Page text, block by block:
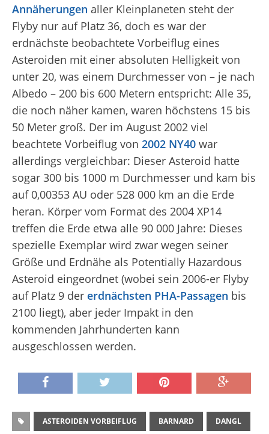
Annäherungen aller Kleinplaneten steht der
Flyby nur auf Platz 36, doch es war der
erdnächste beobachtete Vorbeiflug eines
Asteroiden mit einer absoluten Helligkeit von
unter 20, was einem Durchmesser von – je nach
Albedo – 200 bis 600 Metern entspricht: Alle 35,
die noch näher kamen, waren höchstens 15 bis
50 Meter groß. Der im August 2002 viel
beachtete Vorbeiflug von 2002 NY40 war
allerdings vergleichbar: Dieser Asteroid hatte
sogar 300 bis 1000 m Durchmesser und kam bis
auf 0,00353 AU oder 528 000 km an die Erde
heran. Körper vom Format des 2004 XP14
treffen die Erde etwa alle 90 000 Jahre: Dieses
spezielle Exemplar wird zwar wegen seiner
Größe und Erdnähe als Potentially Hazardous
Asteroid eingeordnet (wobei sein 2006-er Flyby
auf Platz 9 der erdnächsten PHA-Passagen bis
2100 liegt), aber jeder Impakt in den
kommenden Jahrhunderten kann
ausgeschlossen werden.
ASTEROIDEN VORBEIFLUG BARNARD DANGL